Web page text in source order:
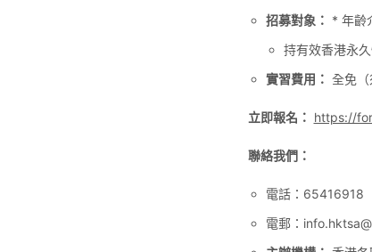
招募對象： * 年齡
持有效香港永
實習費用： 全免（
立即報名： https://
聯絡我們：
電話：65416918
電郵：